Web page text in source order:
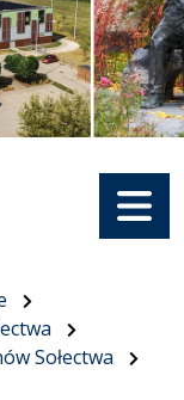
Menu
Sołectwa